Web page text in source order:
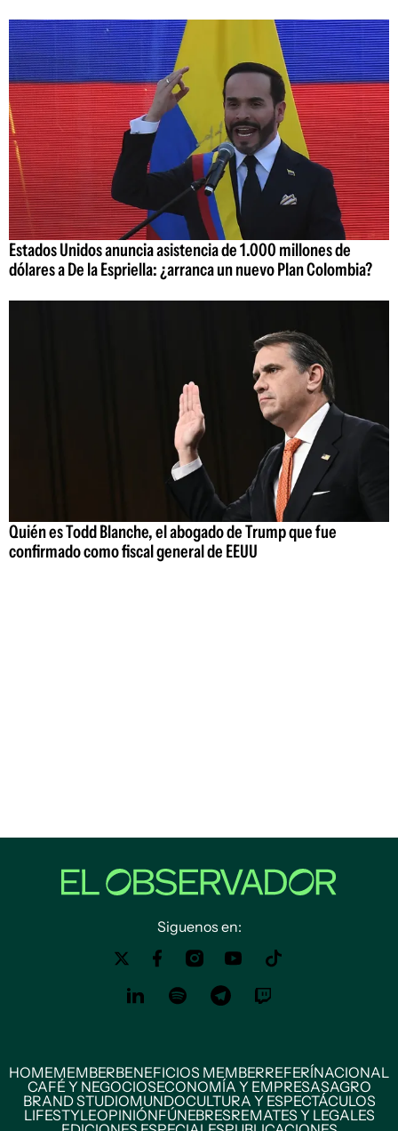
Estados Unidos anuncia asistencia de 1.000 millones de
dólares a De la Espriella: ¿arranca un nuevo Plan Colombia?
Quién es Todd Blanche, el abogado de Trump que fue
confirmado como fiscal general de EEUU
Siguenos en:
HOMEMEMBERBENEFICIOS MEMBERREFERÍNACIONAL
CAFÉ Y NEGOCIOSECONOMÍA Y EMPRESASAGRO
BRAND STUDIOMUNDOCULTURA Y ESPECTÁCULOS
LIFESTYLEOPINIÓNFÚNEBRESREMATES Y LEGALES